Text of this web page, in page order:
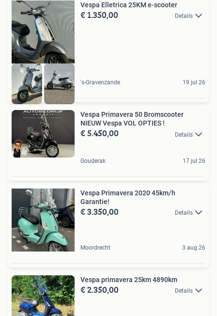
Vespa Elletrica 25KM e-scooter
€ 1.350,00 Details
's-Gravenzande 19 jul 26
Vespa Primavera 50 Bromscooter
NIEUW Vespa VOL OPTIES !
€ 5.450,00 Details
Gouderak 17 jul 26
Vespa Primavera 2020 45km/h
Garantie!
€ 3.350,00 Details
Moordrecht 3 aug 26
Vespa primavera 25km 4890km
€ 2.350,00 Details